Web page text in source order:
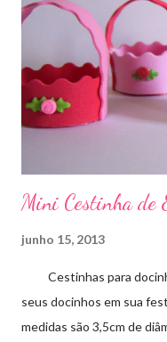
Mini Cestinha de
junho 15, 2013
Cestinhas para
seus docinhos em sua
medidas são 3,5cm de